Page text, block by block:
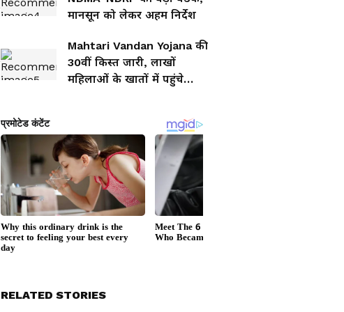
मानसून को लेकर अहम निर्देश
Mahtari Vandan Yojana की
30वीं किस्त जारी, लाखों
महिलाओं के खातों में पहुंचे
RELATED STORIES